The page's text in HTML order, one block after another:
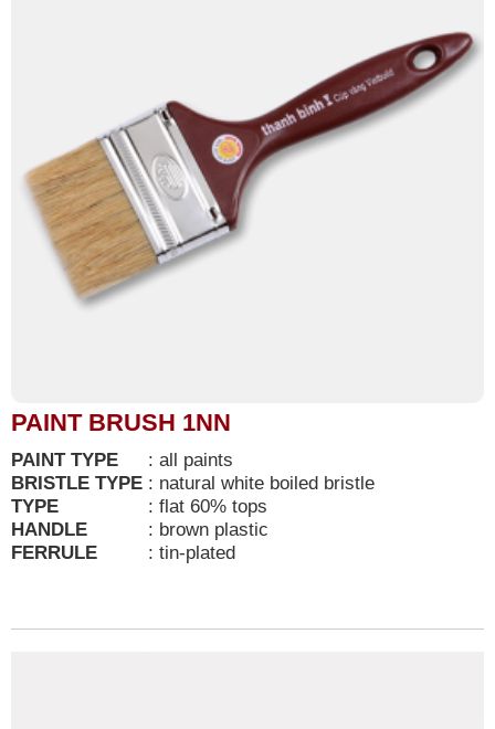
PAINT BRUSH 1NN
PAINT TYPE : all paints
BRISTLE TYPE : natural white boiled bristle
TYPE
: flat 60% tops
HANDLE
: brown plastic
FERRULE
: tin-plated